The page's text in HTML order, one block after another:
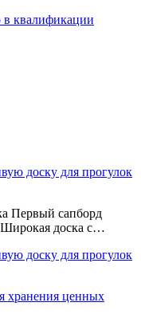
квалификации
доску для прогулок
Первый сапборд
доска с…
доску для прогулок
хранения ценных